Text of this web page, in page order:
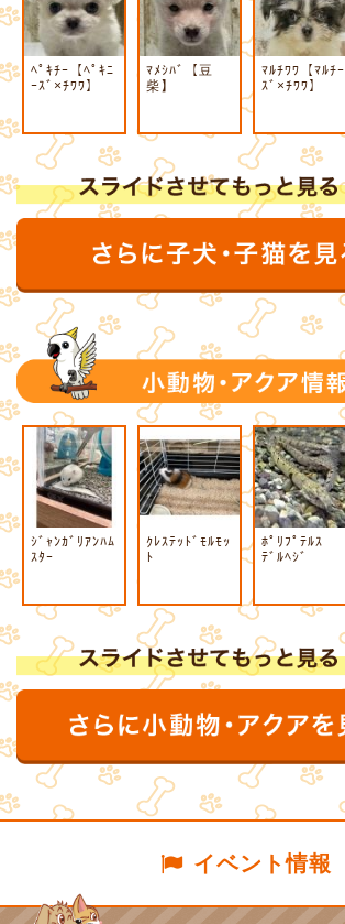
ﾍﾟｷﾁｰ【ﾍﾟｷﾆ
ｰｽﾞ×ﾁﾜﾜ】
ﾏﾒｼﾊﾞ【豆
柴】
ﾏﾙﾁﾜﾜ【ﾏﾙﾁｰ
ｽﾞ×ﾁﾜﾜ】
ｼﾞｬﾝｶﾞﾘｱﾝﾊﾑ
ｽﾀｰ
ｸﾚｽﾃｯﾄﾞﾓﾙﾓｯ
ﾄ
ﾎﾟﾘﾌﾟﾃﾙｽ
ﾃﾞﾙﾍｼﾞ
イベント情報